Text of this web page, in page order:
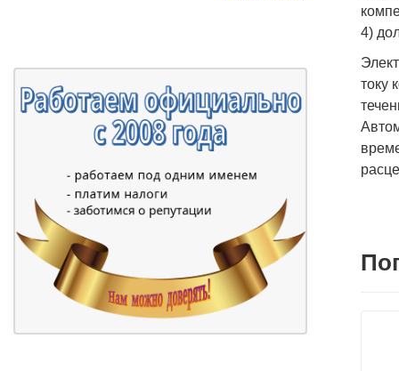
4)
току